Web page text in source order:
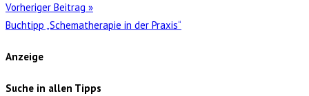
Vorheriger Beitrag »
Buchtipp „Schematherapie in der Praxis“
Anzeige
Suche in allen Tipps